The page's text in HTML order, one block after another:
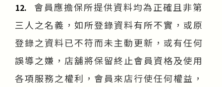
12.
會員應擔保所提供資料均為正確且非第
三人之名義，如所登錄資料有所不實，或原
登錄之資料已不符而未主動更新，或有任何
誤導之嫌，店舖將保留終止會員資格及使用
各項服務之權利，會員來店行使任何權益，